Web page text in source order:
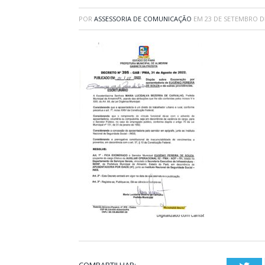
POR ASSESSORIA DE COMUNICAÇÃO EM 23 DE SETEMBRO